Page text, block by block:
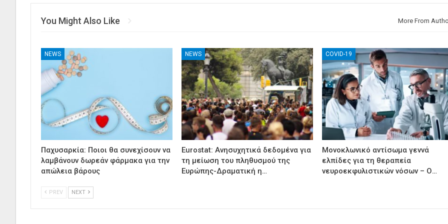
You Might Also Like More From
NEWS
Παχυσαρκία: Ποιοι θα συνεχίσουν να
λαμβάνουν δωρεάν φάρμακα για την
απώλεια βάρους
NEWS
Eurostat: Ανησυχητικά δεδομένα για
τη μείωση του πληθυσμού της
Ευρώπης-Δραματική η…
COVID-19
Μονοκλωνικό αντίσωμα γεννά
ελπίδες για τη θεραπεία
νευροεκφυλιστικών νόσων – Ο…
PREV NEXT